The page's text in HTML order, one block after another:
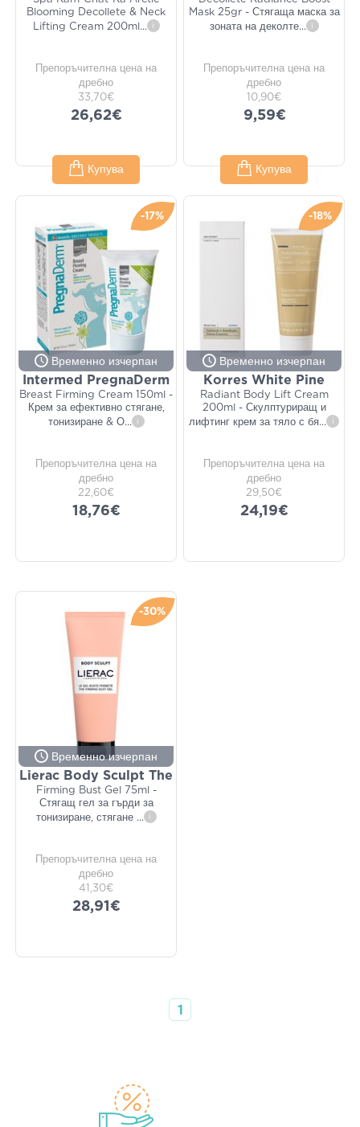
Blooming Decollete & Neck
Lifting Cream 200ml ... i
Препоръчителна цена на
дребно
33,70€
26,62€
Купува
Mask 25gr - Стягаща маска за
зоната на деколте... i
Препоръчителна цена на
дребно
10,90€
9,59€
Купува
-17%
Временно изчерпан
Intermed PregnaDerm
Breast Firming Cream 150ml -
Крем за ефективно стягане,
тонизиране & О... i
Препоръчителна цена на
дребно
22,60€
18,76€
-18%
Временно изчерпан
Korres White Pine
Radiant Body Lift Cream
200ml - Скулптуриращ и
лифтинг крем за тяло с бя... i
Препоръчителна цена на
дребно
29,50€
24,19€
-30%
Временно изчерпан
Lierac Body Sculpt The
Firming Bust Gel 75ml -
Стягащ гел за гърди за
тонизиране, стягане ... i
Препоръчителна цена на
дребно
41,30€
28,91€
1